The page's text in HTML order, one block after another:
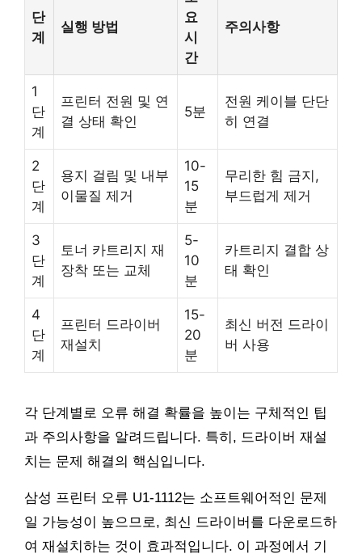
단
계
실행 방법
요
시
간
주의사항
1
단
계
프린터 전원 및 연
결 상태 확인
5분
전원 케이블 단단
히 연결
2
단
계
용지 걸림 및 내부
이물질 제거
10-
15
분
무리한 힘 금지,
부드럽게 제거
3
단
계
토너 카트리지 재
장착 또는 교체
5-
10
분
카트리지 결합 상
태 확인
4
단
계
프린터 드라이버
재설치
15-
20
분
최신 버전 드라이
버 사용
각 단계별로 오류 해결 확률을 높이는 구체적인 팁
과 주의사항을 알려드립니다. 특히, 드라이버 재설
치는 문제 해결의 핵심입니다.
삼성 프린터 오류 U1-1112는 소프트웨어적인 문제
일 가능성이 높으므로, 최신 드라이버를 다운로드하
여 재설치하는 것이 효과적입니다. 이 과정에서 기